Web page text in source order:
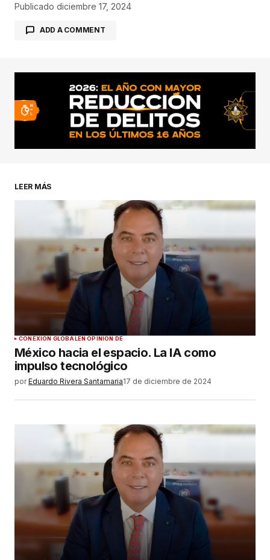
Publicado diciembre 17, 2024
ADD A COMMENT
conectado
LEER MÁS
CONEXIÓN GLOBALEN OPINIÓN DE
México hacia el espacio. La IA como
impulso tecnológico
por Eduardo Rivera Santamaria17 de diciembre de 2024